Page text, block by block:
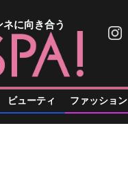
に向き合う
ビューティ ファッション